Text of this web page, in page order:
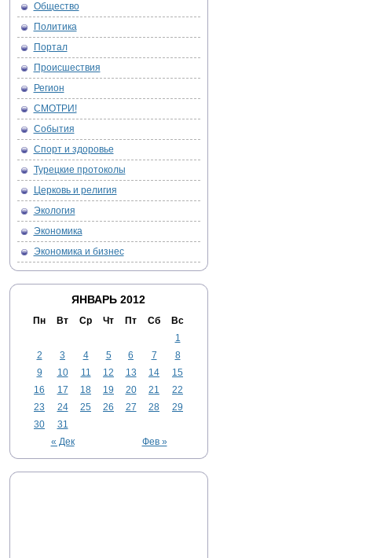
Общество
Политика
Портал
Происшествия
Регион
СМОТРИ!
События
Спорт и здоровье
Турецкие протоколы
Церковь и религия
Экология
Экономика
Экономика и бизнес
ЯНВАРЬ 2012
Пн Вт Ср Чт Пт Сб Вс
« Дек Фев »
1
2
3 4 5 6 7
8
9
10 11 12 13 14
15
16
17 18 19 20 21
22
23
24 25 26 27 28
29
30
31